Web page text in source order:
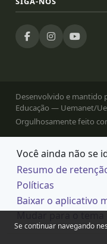
Se continuar navegando
Desenvolvido e mantido
Educação — Uemanet/
Orgulhosamente feito
Você ainda não se
Resumo de
Políticas
Baixar o aplicativo